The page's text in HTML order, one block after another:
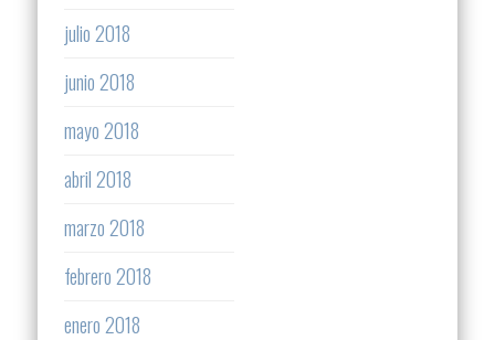
julio 2018
junio 2018
mayo 2018
abril 2018
marzo 2018
febrero 2018
enero 2018